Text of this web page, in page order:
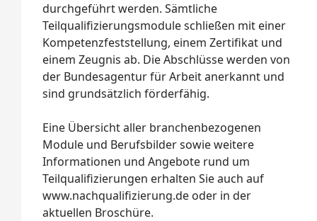
durchgeführt werden. Sämtliche
Teilqualifizierungsmodule schließen mit einer
Kompetenzfeststellung, einem Zertifikat und
einem Zeugnis ab. Die Abschlüsse werden von
der Bundesagentur für Arbeit anerkannt und
sind grundsätzlich förderfähig.
Eine Übersicht aller branchenbezogenen
Module und Berufsbilder sowie weitere
Informationen und Angebote rund um
Teilqualifizierungen erhalten Sie auch auf
www.nachqualifizierung.de oder in der
aktuellen Broschüre.